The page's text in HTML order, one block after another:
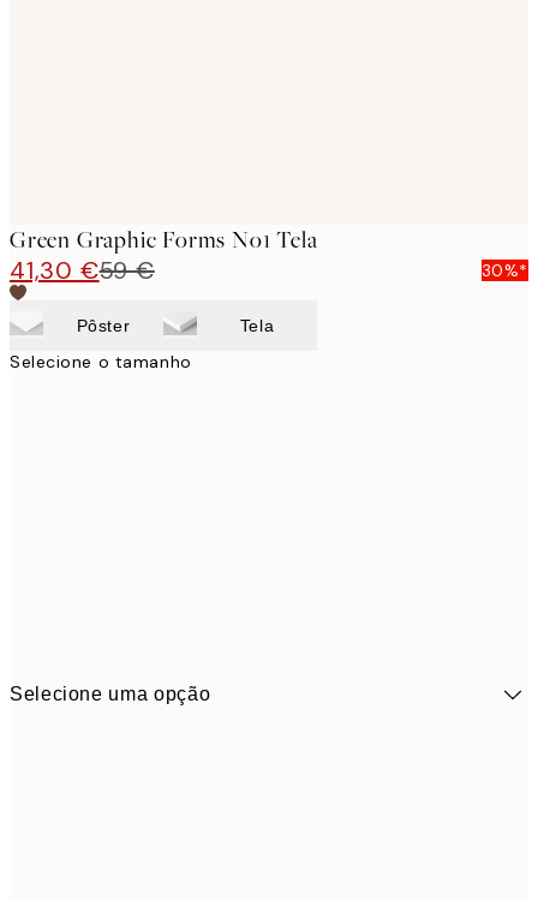
Green Graphic Forms No1 Tela
41,30 €59 € 30%*
Pôster Tela
Selecione o tamanho
Selecione uma opção